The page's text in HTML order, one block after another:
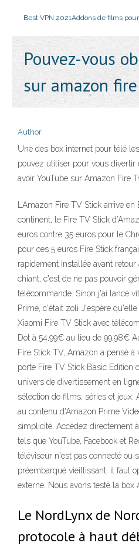
Best VPN 2021Addons de films pour
Pouvez-vous
sur amazon
Author
Une des box internet pour télé
pouvez utiliser pour vous divertir
avoir YouTube sur Amazon Fire
L’Amazon Fire TV Stick arrive
continent, le Fire TV Stick
euros contre 35 euros pour le
pour ces 5 euros Fire Stick
rapidement installée avant
chiant, c'est de ne pas pouvoir
télécommande. Sinon j'ai lancé
Prime, c'était zoli J'espère
Xiaomi Fire TV Stick avec
Dot à 54,99€ au lieu de 99,98€
Fire Stick TV, Amazon a pensé
porte Fire TV Stick Basic Edition
univers de divertissement en
sélection de films, séries et jeux.
au contenu d'Amazon Prime
simplicité. Accédez directement
tels que YouTube, Facebook et
téléviseur n'est pas connecté ou
préembarqué vieillissant, il faut
externe. Nous avons testé la
Le NordLynx de
protocole à haut